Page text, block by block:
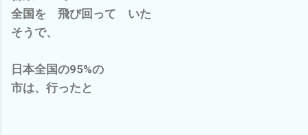
全国を 飛び回って いた
そうで、
日本全国の95%の
市は、行ったと